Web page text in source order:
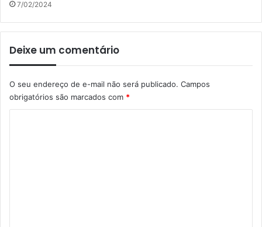
7/02/2024
Deixe um comentário
O seu endereço de e-mail não será publicado. Campos
obrigatórios são marcados com *